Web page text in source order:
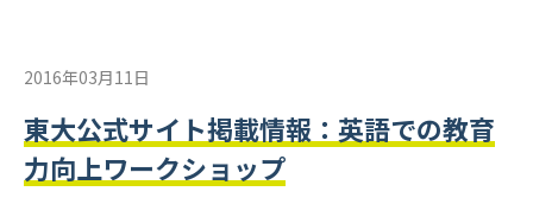
2016年03月11日
東大公式サイト掲載情報：英語での教育
力向上ワークショップ